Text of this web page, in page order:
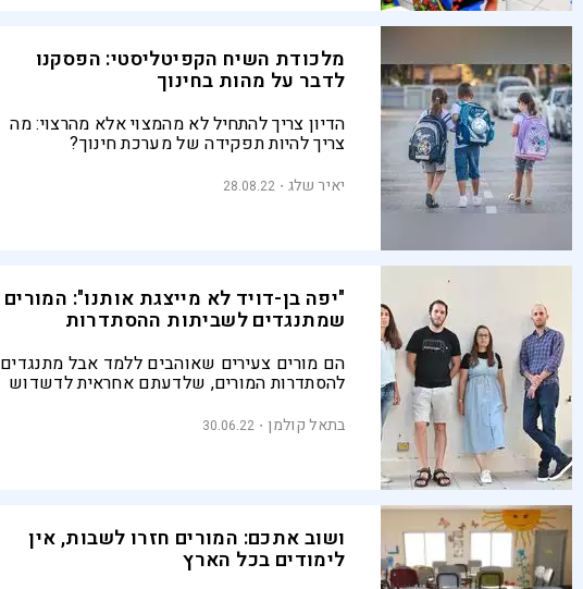
מלכודת השיח הקפיטליסטי: הפסקנו
לדבר על מהות בחינוך
הדיון צריך להתחיל לא מהמצוי אלא מהרצוי: מה
צריך להיות תפקידה של מערכת חינוך?
יאיר שלג 28.08.22
"יפה בן-דויד לא מייצגת אותנו": המורים
שמתנגדים לשביתות ההסתדרות
הם מורים צעירים שאוהבים ללמד אבל מתנגדים
להסתדרות המורים, שלדעתם אחראית לדשדוש
"מורים מובילים שינוי", שלא נרתעים מהכפשות
ונחושים להיאבק, גם כהורים לילדים במדינת
בתאל קולמן 30.06.22
ושוב אתכם: המורים חזרו לשבות, אין
לימודים בכל הארץ